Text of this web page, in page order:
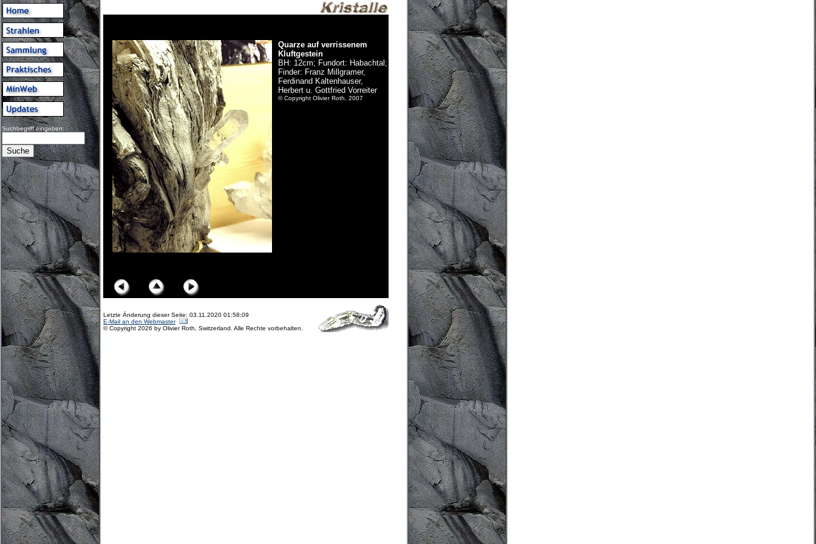
Suchbegriff eingeben:
Quarze auf verrissenem
Kluftgestein
BH: 12cm; Fundort: Habachtal;
Finder: Franz Millgramer,
Ferdinand Kaltenhauser,
Herbert u. Gottfried Vorreiter
© Copyright Olivier Roth, 2007
Letzte Änderung dieser Seite: 03.11.2020 01:58:09
E-Mail an den Webmaster
© Copyright 2026 by Olivier Roth, Switzerland. Alle Rechte vorbehalten.